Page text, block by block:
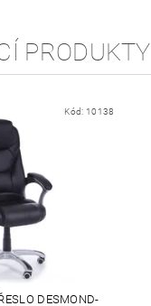
PRODUKTY
Kód: 10138
DESMOND-